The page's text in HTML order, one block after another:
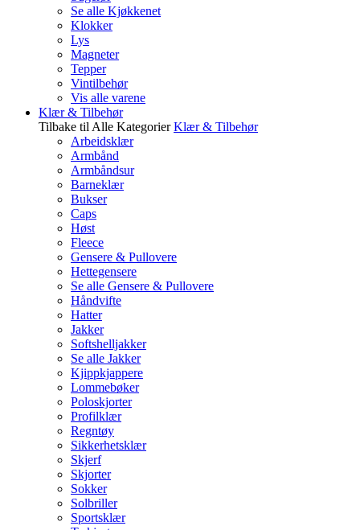
Se alle Kjøkkenet
Klokker
Lys
Magneter
Tepper
Vintilbehør
Vis alle varene
Klær & Tilbehør
Tilbake til Alle Kategorier Klær & Tilbehør
Arbeidsklær
Armbånd
Armbåndsur
Barneklær
Bukser
Caps
Høst
Fleece
Gensere & Pullovere
Hettegensere
Se alle Gensere & Pullovere
Håndvifte
Hatter
Jakker
Softshelljakker
Se alle Jakker
Kjippkjappere
Lommebøker
Poloskjorter
Profilklær
Regntøy
Sikkerhetsklær
Skjerf
Skjorter
Sokker
Solbriller
Sportsklær